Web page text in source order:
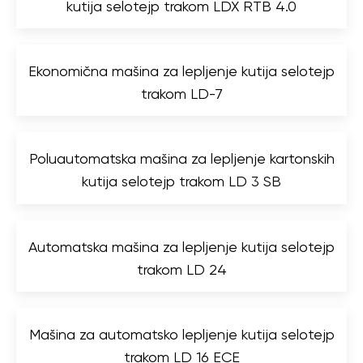
kutija selotejp trakom LDX RTB 4.0
Ekonomična mašina za lepljenje kutija selotejp
trakom LD-7
Poluautomatska mašina za lepljenje kartonskih
kutija selotejp trakom LD 3 SB
Automatska mašina za lepljenje kutija selotejp
trakom LD 24
Mašina za automatsko lepljenje kutija selotejp
trakom LD 16 ECE